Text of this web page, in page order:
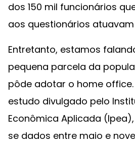
dos 150 mil funcionários
aos questionários
Entretanto, estamos
pequena parcela da
pôde adotar o home
estudo divulgado pelo
Econômica Aplicada
se dados entre maio e